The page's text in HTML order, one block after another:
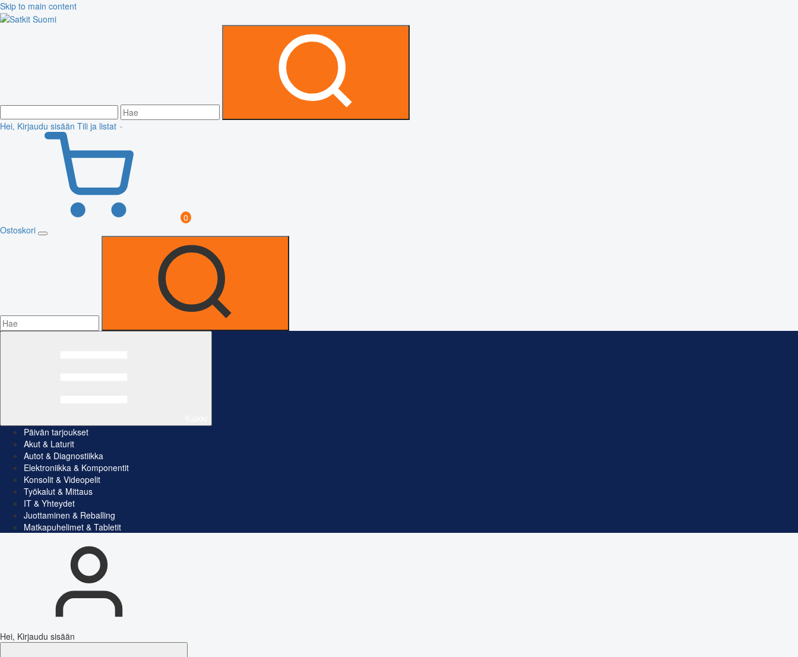
Skip to main content
Hei, Kirjaudu sisään Tili ja listat
0
Ostoskori
Päivän tarjoukset
Akut & Laturit
Autot & Diagnostiikka
Elektroniikka & Komponentit
Konsolit & Videopelit
Työkalut & Mittaus
IT & Yhteydet
Juottaminen & Reballing
Matkapuhelimet & Tabletit
Hei, Kirjaudu sisään